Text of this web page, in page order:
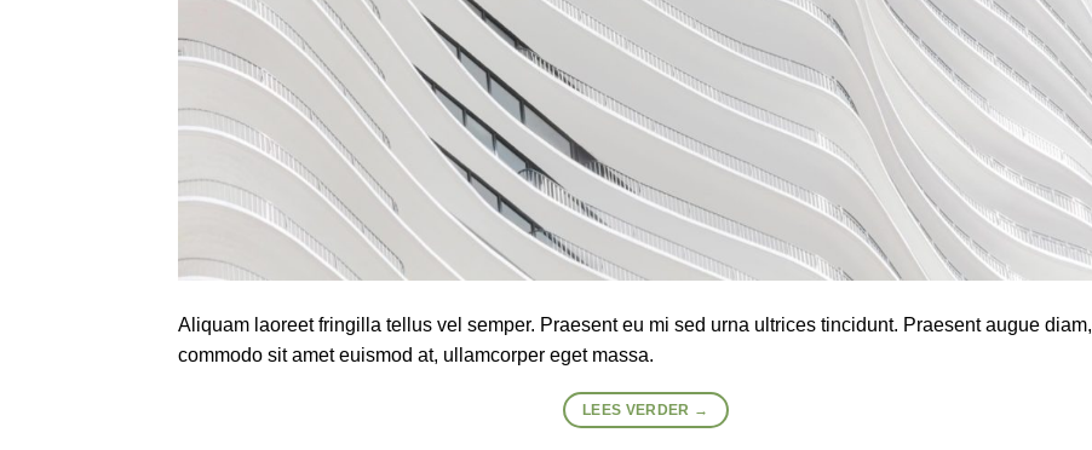
Aliquam laoreet fringilla tellus vel semper. Praesent eu mi sed urna ultrices tincidunt. Praesent augue diam,
commodo sit amet euismod at, ullamcorper eget massa.
LEES VERDER →